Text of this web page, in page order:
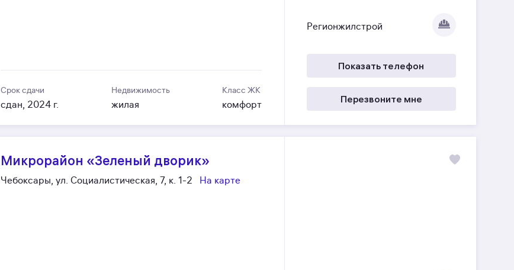
Срок сдачи
сдан, 2024 г.
Недвижимость
жилая
Класс ЖК
комфорт
Регионжилстрой
Показать телефон
Перезвоните мне
Микрорайон «Зеленый дворик»
Чебоксары, ул. Социалистическая, 7, к. 1-2 На карте